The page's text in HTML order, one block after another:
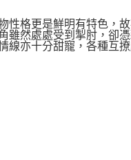
格更是鮮明有特色，故
雖然處處受到掣肘，卻
亦十分甜寵，各種互